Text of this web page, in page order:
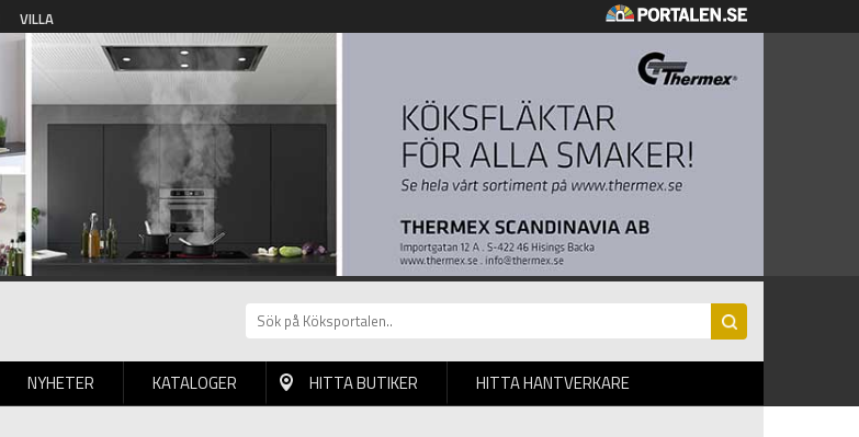
VILLA
NYHETER KATALOGER HITTA BUTIKER HITTA HANTVERKARE